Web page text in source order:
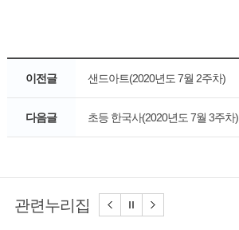
이전글 샌드아트(2020년도 7월 2주차)
다음글 초등 한국사(2020년도 7월 3주차)
관련누리집